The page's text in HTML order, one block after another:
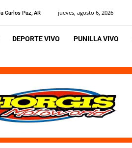
Carlos Paz, AR jueves, agosto 6, 2026
DEPORTE VIVO PUNILLA VIVO